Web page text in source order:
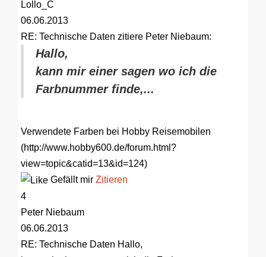
Lollo_C
06.06.2013
RE: Technische Daten zitiere Peter Niebaum:
Hallo,
kann mir einer sagen wo ich die
Farbnummer finde,...
Verwendete Farben bei Hobby Reisemobilen
(http://www.hobby600.de/forum.html?
view=topic&catid=13&id=124)
Gefällt mir Zitieren
4
Peter Niebaum
06.06.2013
RE: Technische Daten Hallo,